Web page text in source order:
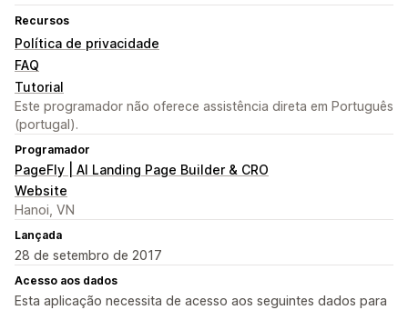
Recursos
Política de privacidade
FAQ
Tutorial
Este programador não oferece assistência direta em Português
(portugal).
Programador
PageFly | AI Landing Page Builder & CRO
Website
Hanoi, VN
Lançada
28 de setembro de 2017
Acesso aos dados
Esta aplicação necessita de acesso aos seguintes dados para